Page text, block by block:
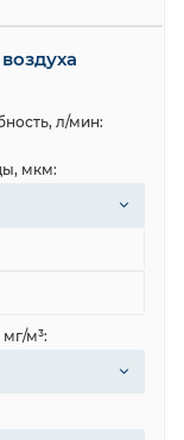
л/мин:
мкм:
м³: